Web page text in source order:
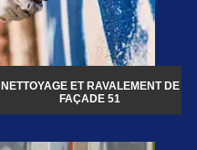
NETTOYAGE ET RAVALEMENT DE
FAÇADE 51